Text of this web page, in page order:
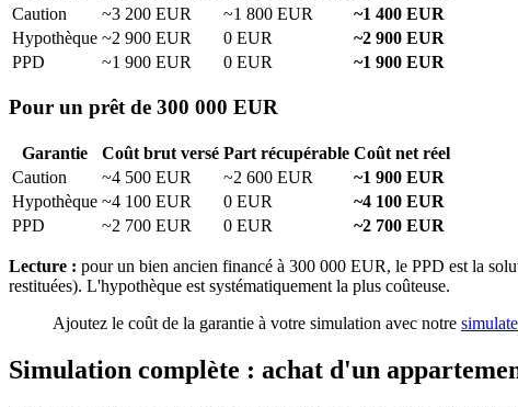
Caution
~3 200 EUR ~1 800 EUR
~1 400 EUR
Hypothèque ~2 900 EUR 0 EUR
~2 900 EUR
PPD
~1 900 EUR 0 EUR ~1 900 EUR
Pour un prêt de 300 000 EUR
Garantie Coût brut versé Part récupérable Coût net réel
Caution
~4 500 EUR ~2 600 EUR
~1 900 EUR
Hypothèque ~4 100 EUR 0 EUR
~4 100 EUR
PPD
~2 700 EUR 0 EUR ~2 700 EUR
Lecture : pour un bien ancien financé à 300 000 EUR, le PPD est la
restituées). L'hypothèque est systématiquement la plus coûteuse.
Ajoutez le coût de la garantie à votre simulation avec notre
Simulation complète : achat d'un